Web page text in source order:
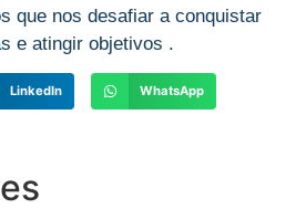
que nos desafiar a conquistar
e atingir objetivos .
LinkedIn WhatsApp